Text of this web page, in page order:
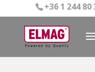
+36 1 244 80